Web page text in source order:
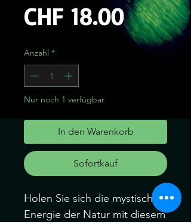
CHF 18.00Preis
Anzahl *
Nur noch 1 verfügbar
In den Warenkorb
Sofortkauf
Holen Sie sich die mystische
Energie der Natur mit diesem